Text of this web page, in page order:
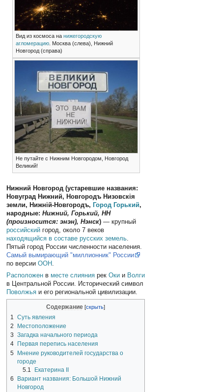
Вид из космоса на нижегородскую
агломерацию. Москва (слева), Нижний
Новгород (справа)
Не путайте с Нижним Новгородом, Новгород
Великий!
Нижний Новгород (устаревшие названия:
Новуград Нижний, Новгородъ Низовскія
земли, Нижній-Новгородъ, Город Горький,
народные:Нижний, Горький, НН
(произносится: энэн), Нэнск) — крупный
российский город, около 7 веков
находящийся в составе русских земель.
Пятый город России численности населения.
Самый вымирающий "миллионник" России
по версииООН .
Расположен в месте слияния рекОки и Волги
в Центральной России. Исторический символ
Поволжья и его региональной цивилизации.
Содержание
1
Суть явления
2
Местоположение
3
Загадка начального периода
4
Первая перепись населения
5 Мнение руководителей государства о
городе
5.1
Екатерина II
6
Вариант названия: Большой Нижний
Новгород